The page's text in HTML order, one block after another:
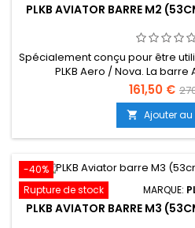
PLKB AVIATOR BARRE M2
Spécialement conçu pour être
PLKB Aero / Nova. La
fonctionnalités «spécifiques
permettre de maximiser la sortie
d'un système de trim à double
une corde de trim. Cela
puissance
161,50 €
 Ajouter
-40%
Rupture de stock
MARQUE:
PLKB AVIATOR BARRE M3